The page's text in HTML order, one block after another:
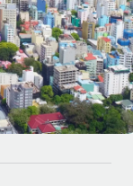
する
をRemoteに接続
ームを拡大する